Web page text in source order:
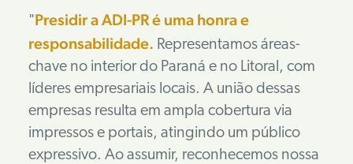
Presidir a ADI-PR é uma honra e
responsabilidade. Representamos áreas-
chave no interior do Paraná e no Litoral, com
líderes empresariais locais. A união dessas
empresas resulta em ampla cobertura via
impressos e portais, atingindo um público
expressivo. Ao assumir, reconhecemos nossa